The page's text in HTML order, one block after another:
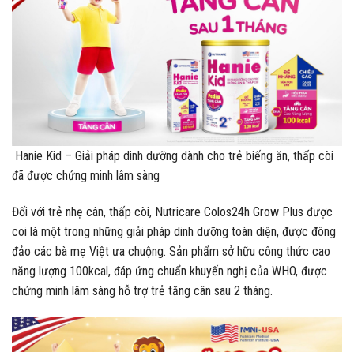
Hanie Kid – Giải pháp dinh dưỡng dành cho trẻ biếng ăn, thấp còi
đã được chứng minh lâm sàng
Đối với trẻ nhẹ cân, thấp còi, Nutricare Colos24h Grow Plus được
coi là một trong những giải pháp dinh dưỡng toàn diện, được đông
đảo các bà mẹ Việt ưa chuộng. Sản phẩm sở hữu công thức cao
năng lượng 100kcal, đáp ứng chuẩn khuyến nghị của WHO, được
chứng minh lâm sàng hỗ trợ trẻ tăng cân sau 2 tháng.